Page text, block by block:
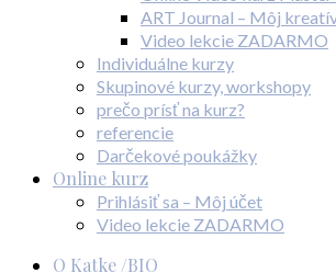
ART Journal – Môj
Video lekcie ZADARMO
Individuálne kurzy
Skupinové kurzy, workshopy
prečo prísť na kurz?
referencie
Darčekové poukážky
Online kurz
Prihlásiť sa – Môj účet
Video lekcie ZADARMO
O Katke /BIO